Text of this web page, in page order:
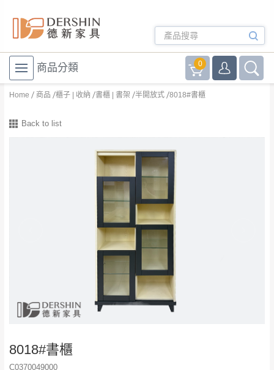
商品分類 0
Home 商品 櫃子 | 收納 書櫃 | 書架 半開放式 8018#書櫃
Back to list
8018#書櫃
C0370049000